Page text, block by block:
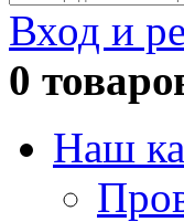
Вход и
0
Наш